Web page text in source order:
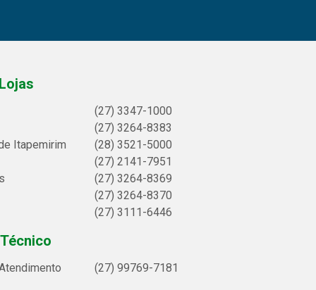
(27) 3347-1000
(27) 3264-8383
Itapemirim
(28) 3521-5000
(27) 2141-7951
(27) 3264-8369
(27) 3264-8370
(27) 3111-6446
(27) 99769-7181